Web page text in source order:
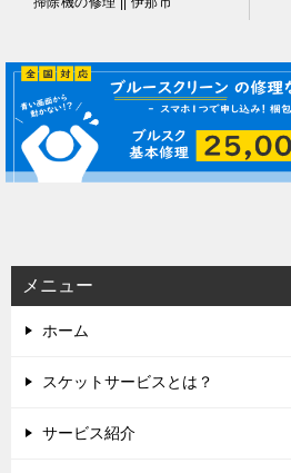
ナ
ビ
ゲ
ー
ンメニュー
ホーム
スケットサービスとは？
サービス紹介